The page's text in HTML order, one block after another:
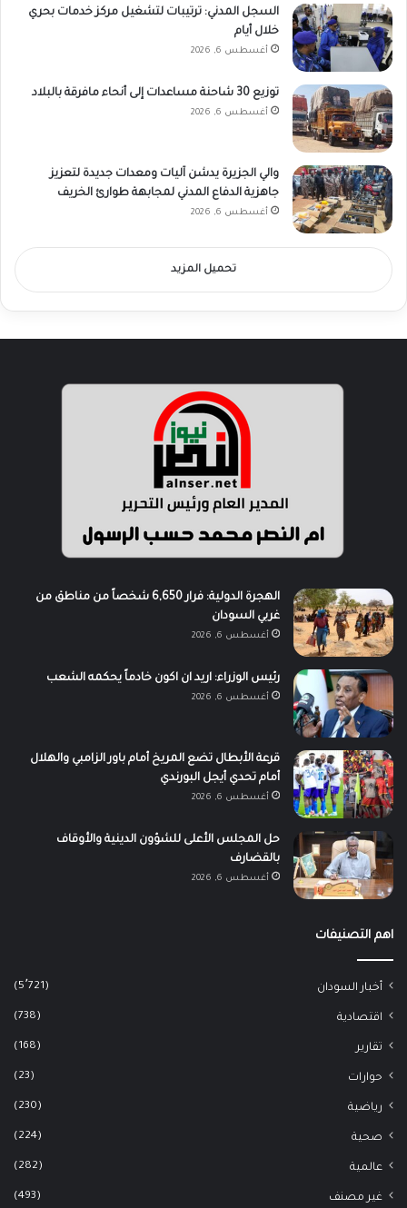
السجل المدني: ترتيبات لتشغيل مركز خدمات بحري
خلال أيام
أغسطس 6, 2026
توزيع 30 شاحنة مساعدات إلى أنحاء مافرقة بالبلاد
أغسطس 6, 2026
والي الجزيرة يدشن آليات ومعدات جديدة لتعزيز
جاهزية الدفاع المدني لمجابهة طوارئ الخريف
أغسطس 6, 2026
تحميل المزيد
الهجرة الدولية: فرار 6,650 شخصاً من مناطق من
غربي السودان
أغسطس 6, 2026
رئيس الوزراء: اريد ان اكون خادماً يحكمه الشعب
أغسطس 6, 2026
قرعة الأبطال تضع المريخ أمام باور الزامبي والهلال
أمام تحدي أيجل البورندي
أغسطس 6, 2026
حل المجلس الأعلى للشؤون الدينية والأوقاف
بالقضارف
أغسطس 6, 2026
اهم التصنيفات
أخبار السودان (5٬721)
اقتصادية (738)
تقارير (168)
حوارات (23)
رياضية (230)
صحية (224)
عالمية (282)
غير مصنف (493)